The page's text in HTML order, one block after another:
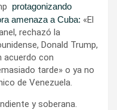
protagonizando
amenaza a Cuba: «El
rechazó la
Donald Trump,
acuerdo con
tarde» o ya no
de Venezuela.
y soberana.